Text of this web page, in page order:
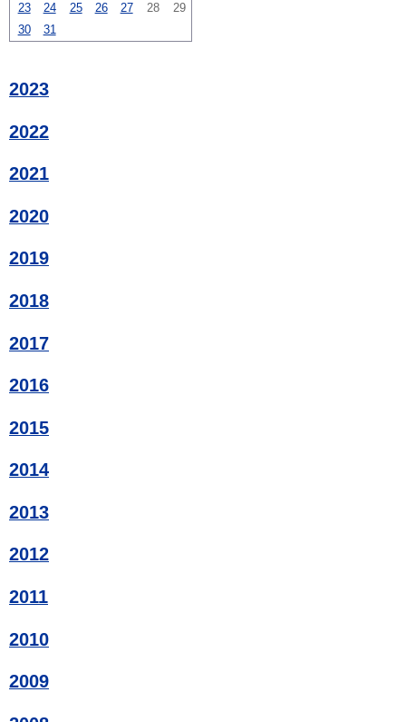
23
24 25 26 27 28
29
30
31
2023
2022
2021
2020
2019
2018
2017
2016
2015
2014
2013
2012
2011
2010
2009